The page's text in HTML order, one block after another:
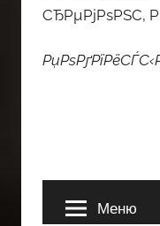
СЂРµРјРѕРЅС‚